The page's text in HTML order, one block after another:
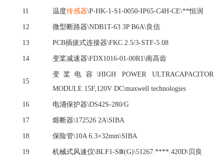
11 温度传感器\P-HK-1-S1-0050-IP65-C4H-CE\**恒润
12 微型断路器\NDB1T-63 3P B6A\良信
13 PCB插拔式连接器\FKC 2.5/3-STF-5.08
14 变桨减速器\FDX1016-01-00R1\南高齿
15
变桨电容 \HIGH POWER ULTRACAPACITOR
MODULE 15F,120V DC\maxwell technologies
16 电涌保护器\DS42S-280/G
17 熔断器\172526 2A\SIBA
18 保险管\10A 6.3×32mm\SIBA
19 机械式风速仪\BLF1-SⅢ(G)\51267.****.420D\贝良